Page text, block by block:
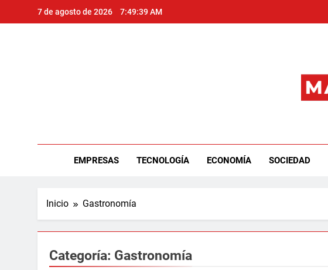
7 de agosto de 2026 7:49:39 AM
EMPRESAS TECNOLOGÍA ECONOMÍA SOCIEDAD
Inicio Gastronomía
Categoría: Gastronomía